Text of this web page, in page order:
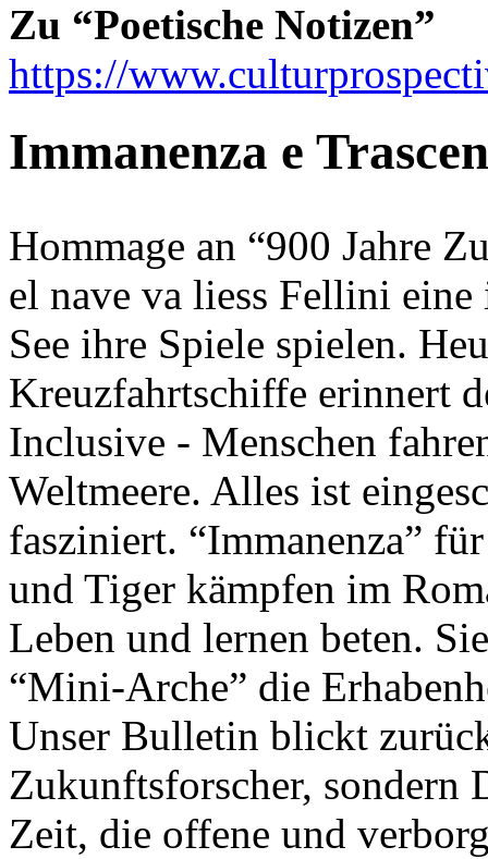
Zu “Poetische Notizen”
https://
Immanenza e
Hommage an “900 Jahre
el nave va liess Fellini
See ihre Spiele spielen.
Kreuzfahrtschiffe erinnert
Inclusive - Menschen
Weltmeere. Alles ist
fasziniert. “Immanenza”
und Tiger kämpfen im
Leben und lernen beten.
“Mini-Arche” die
Unser Bulletin blickt
Zukunftsforscher, sondern
Zeit, die offene und